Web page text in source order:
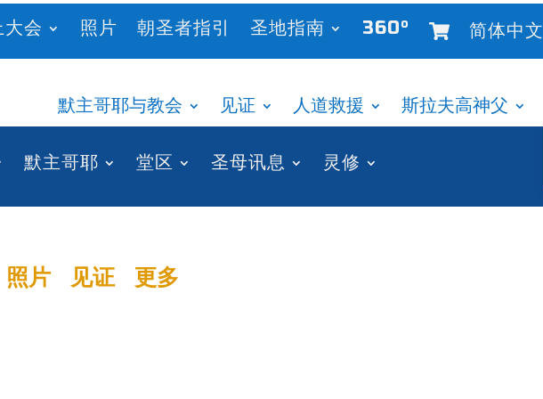
大会 照片 朝圣者指引 圣地指南 360° 简体中文
默主哥耶与教会 见证 人道救援 斯拉夫高神父
默主哥耶 堂区 圣母讯息 灵修
照片 见证 更多